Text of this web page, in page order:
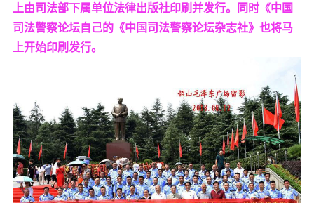
上由司法部下属单位法律出版社印刷并发行。同时《中国
司法警察论坛自己的《中国司法警察论坛杂志社》也将马
上开始印刷发行。